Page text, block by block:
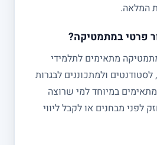
המלאה.
פרטי במתמטיקה?
מתאימים לתלמידי
לסטודנטים ולמתכוננים לבגרות
הם מתאימים במיוחד למי שרוצה
לפני מבחנים או לקבל ליווי